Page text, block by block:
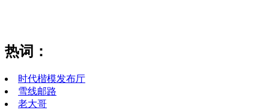
热词：
时代楷模发布厅
雪线邮路
老大哥